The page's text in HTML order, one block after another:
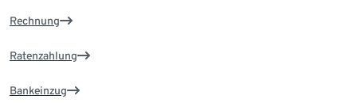
Rechnung
Ratenzahlung
Bankeinzug